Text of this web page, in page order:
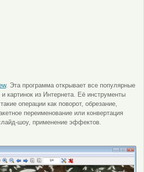
. Эта программа открывает все популярные
картинок из Интернета. Её инструменты
операции как поворот, обрезание,
переименование или конвертация
шоу, применение эффектов.